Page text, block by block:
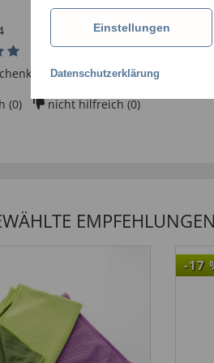
Verarbeitung-super Qualität -
(0) nicht hilfreich (0)
-17
Einstellungen
Datenschutzerklärung